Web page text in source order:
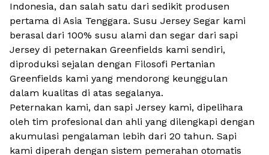
Indonesia, dan salah satu dari sedikit produsen
pertama di Asia Tenggara. Susu Jersey Segar kami
berasal dari 100% susu alami dan segar dari sapi
Jersey di peternakan Greenfields kami sendiri,
diproduksi sejalan dengan Filosofi Pertanian
Greenfields kami yang mendorong keunggulan
dalam kualitas di atas segalanya.
Peternakan kami, dan sapi Jersey kami, dipelihara
oleh tim profesional dan ahli yang dilengkapi dengan
akumulasi pengalaman lebih dari 20 tahun. Sapi
kami diperah dengan sistem pemerahan otomatis